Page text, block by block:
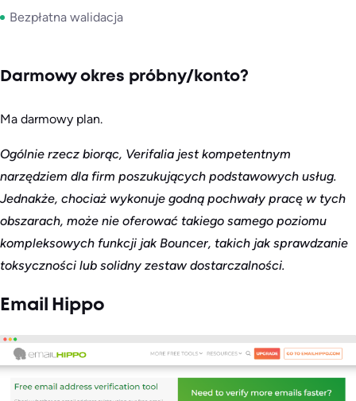
Bezpłatna walidacja
Darmowy okres próbny/konto?
Ma darmowy plan.
Ogólnie rzecz biorąc, Verifalia jest kompetentnym
narzędziem dla firm poszukujących podstawowych usług.
Jednakże, chociaż wykonuje godną pochwały pracę w tych
obszarach, może nie oferować takiego samego poziomu
kompleksowych funkcji jak Bouncer, takich jak sprawdzanie
toksyczności lub solidny zestaw dostarczalności.
Email Hippo